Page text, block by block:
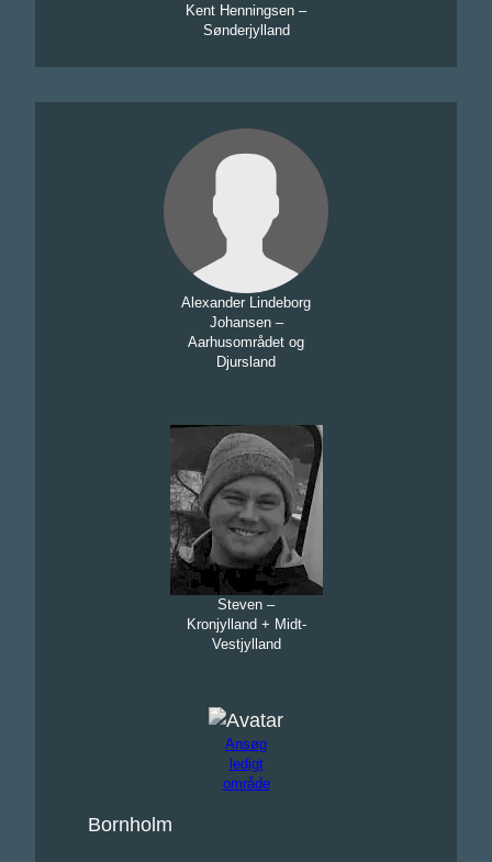
Kent Henningsen –
Sønderjylland
Alexander Lindeborg
Johansen –
Aarhusområdet og
Djursland
Steven –
Kronjylland + Midt-
Vestjylland
Ansøg
ledigt
område
Bornholm